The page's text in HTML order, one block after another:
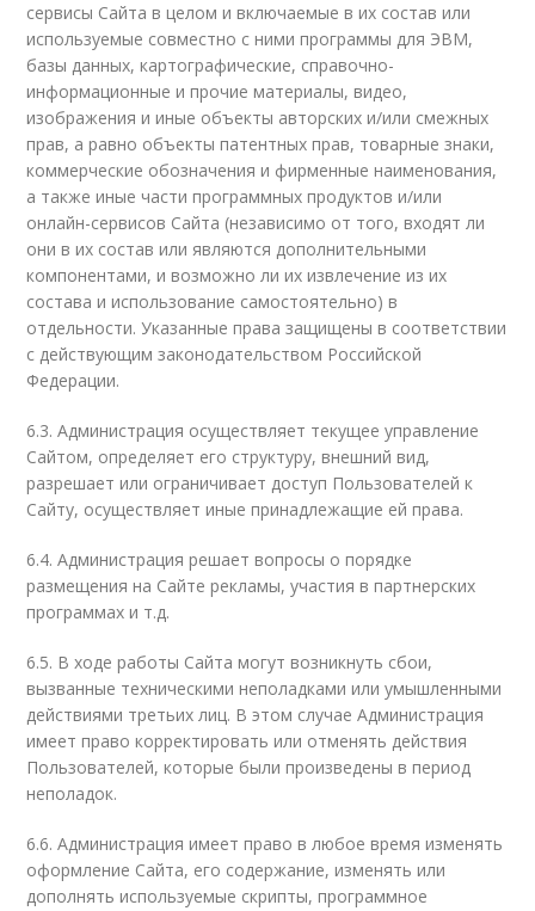
сервисы Сайта в целом и включаемые в их состав или
используемые совместно с ними программы для ЭВМ,
базы данных, картографические, справочно-
информационные и прочие материалы, видео,
изображения и иные объекты авторских и/или смежных
прав, а равно объекты патентных прав, товарные знаки,
коммерческие обозначения и фирменные наименования,
а также иные части программных продуктов и/или
онлайн-сервисов Сайта (независимо от того, входят ли
они в их состав или являются дополнительными
компонентами, и возможно ли их извлечение из их
состава и использование самостоятельно) в
отдельности. Указанные права защищены в соответствии
с действующим законодательством Российской
Федерации.
6.3. Администрация осуществляет текущее управление
Сайтом, определяет его структуру, внешний вид,
разрешает или ограничивает доступ Пользователей к
Сайту, осуществляет иные принадлежащие ей права.
6.4. Администрация решает вопросы о порядке
размещения на Сайте рекламы, участия в партнерских
программах и т.д.
6.5. В ходе работы Сайта могут возникнуть сбои,
вызванные техническими неполадками или умышленными
действиями третьих лиц. В этом случае Администрация
имеет право корректировать или отменять действия
Пользователей, которые были произведены в период
неполадок.
6.6. Администрация имеет право в любое время изменять
оформление Сайта, его содержание, изменять или
дополнять используемые скрипты, программное